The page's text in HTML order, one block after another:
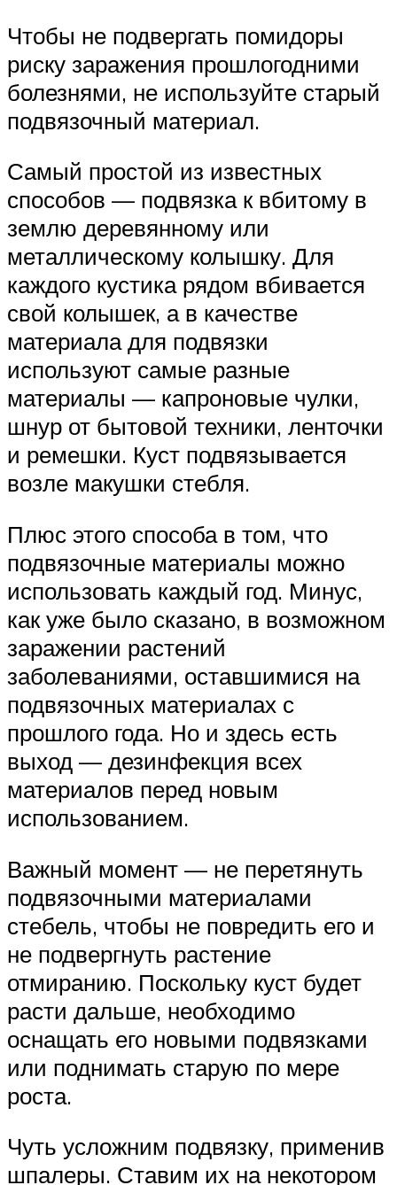
Чтобы не подвергать помидоры
риску заражения прошлогодними
болезнями, не используйте старый
подвязочный материал.
Самый простой из известных
способов — подвязка к вбитому в
землю деревянному или
металлическому колышку. Для
каждого кустика рядом вбивается
свой колышек, а в качестве
материала для подвязки
используют самые разные
материалы — капроновые чулки,
шнур от бытовой техники, ленточки
и ремешки. Куст подвязывается
возле макушки стебля.
Плюс этого способа в том, что
подвязочные материалы можно
использовать каждый год. Минус,
как уже было сказано, в возможном
заражении растений
заболеваниями, оставшимися на
подвязочных материалах с
прошлого года. Но и здесь есть
выход — дезинфекция всех
материалов перед новым
использованием.
Важный момент — не перетянуть
подвязочными материалами
стебель, чтобы не повредить его и
не подвергнуть растение
отмиранию. Поскольку куст будет
расти дальше, необходимо
оснащать его новыми подвязками
или поднимать старую по мере
роста.
Чуть усложним подвязку, применив
шпалеры. Ставим их на некотором